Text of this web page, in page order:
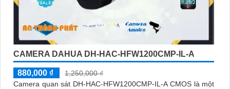
CAMERA DAHUA DH-HAC-HFW1200CMP-IL-A
880,000 ₫
1,250,000 ₫
Camera quan sát DH-HAC-HFW1200CMP-IL-A CMOS là một